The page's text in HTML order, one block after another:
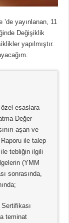
yayınlanan, 11
Değişiklik
yapılmıştır.
özel esaslara
Değer
aşan ve
ile talep
tebliğin ilgili
(YMM
sonrasında,
teminat